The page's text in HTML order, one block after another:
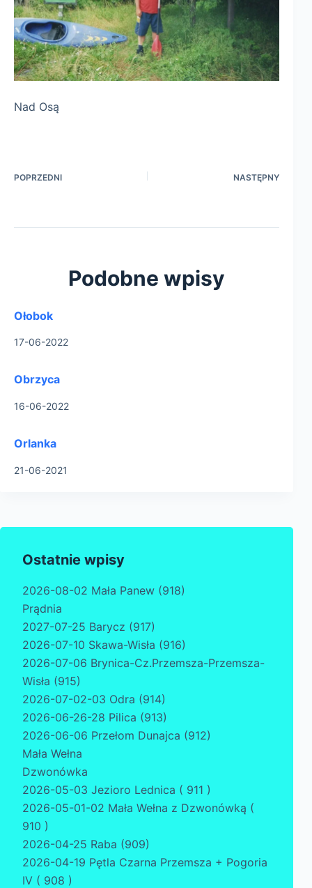
Nad Osą
POPRZEDNI NASTĘPNY
Podobne wpisy
Ołobok
17-06-2022
Obrzyca
16-06-2022
Orlanka
21-06-2021
Ostatnie wpisy
2026-08-02 Mała Panew (918)
Prądnia
2027-07-25 Barycz (917)
2026-07-10 Skawa-Wisła (916)
2026-07-06 Brynica-Cz.Przemsza-Przemsza-
Wisła (915)
2026-07-02-03 Odra (914)
2026-06-26-28 Pilica (913)
2026-06-06 Przełom Dunajca (912)
Mała Wełna
Dzwonówka
2026-05-03 Jezioro Lednica ( 911 )
2026-05-01-02 Mała Wełna z Dzwonówką (
910 )
2026-04-25 Raba (909)
2026-04-19 Pętla Czarna Przemsza + Pogoria
IV ( 908 )